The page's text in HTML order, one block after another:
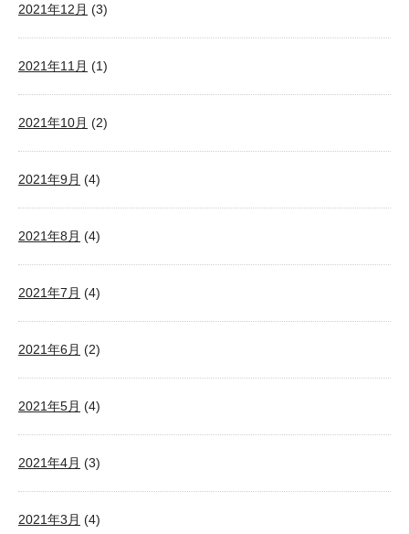
2021年12月 (3)
2021年11月 (1)
2021年10月 (2)
2021年9月 (4)
2021年8月 (4)
2021年7月 (4)
2021年6月 (2)
2021年5月 (4)
2021年4月 (3)
2021年3月 (4)